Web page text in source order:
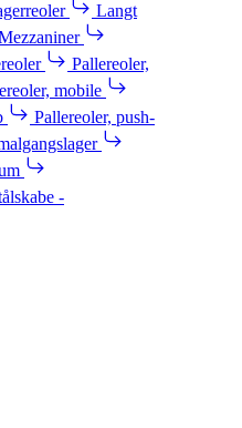
Langt
Pallereoler,
mobile
Pallereoler, push-
-